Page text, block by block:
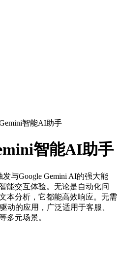
智能AI助手
智能AI助手
与Google Gemini AI的强大能
能交互体验。无论是自动化问
本分析，它都能高效响应。无需
动的应用，广泛适用于客服、
多元场景。